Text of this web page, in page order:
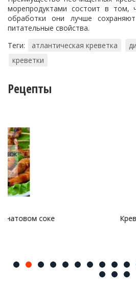
морепродуктами состоит в том,
обработки они лучше
питательные свойства.
Теги:
атлантическая креветка
креветки
Рецепты
Креветки, запеченные